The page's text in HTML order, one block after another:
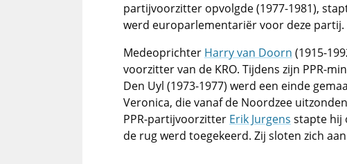
partijvoorzitter opvolgde (1977-1981),
werd europarlementariër voor deze partij.
Medeoprichter Harry van Doorn (1915-
voorzitter van de KRO. Tijdens zijn PPR-
Den Uyl (1973-1977) werd een einde
Veronica, die vanaf de Noordzee
PPR-partijvoorzitter Erik Jurgens stapte hij
de rug werd toegekeerd. Zij sloten zich